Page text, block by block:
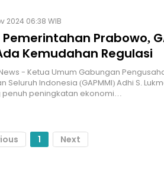
2024 06:38 WIB
Prabowo,
Kemudahan Regulasi
- Ketua Umum Gabungan
Seluruh Indonesia (GAPMMI) Adhi S.
penuh peningkatan ekonomi…
1 Next